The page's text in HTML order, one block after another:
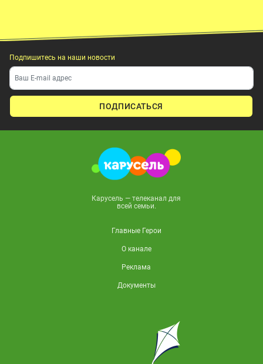
Подпишитесь на наши новости
ПОДПИСАТЬСЯ
Карусель — телеканал для
всей семьи.
Главные Герои
О канале
Реклама
Документы